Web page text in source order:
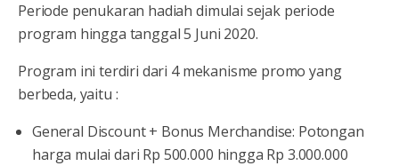
Periode penukaran hadiah dimulai sejak periode
program hingga tanggal 5 Juni 2020.
Program ini terdiri dari 4 mekanisme promo yang
berbeda, yaitu :
General Discount + Bonus Merchandise: Potongan
harga mulai dari Rp 500.000 hingga Rp 3.000.000